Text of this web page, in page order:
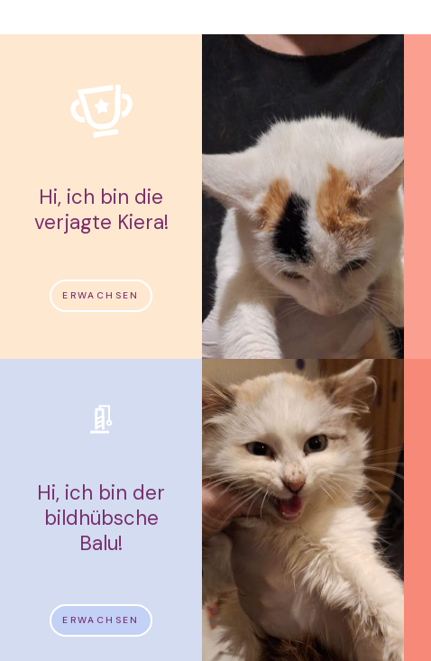
Hi, ich bin die
verjagte Kiera!
ERWACHSEN
Hi, ich bin der
bildhübsche
Balu!
ERWACHSEN